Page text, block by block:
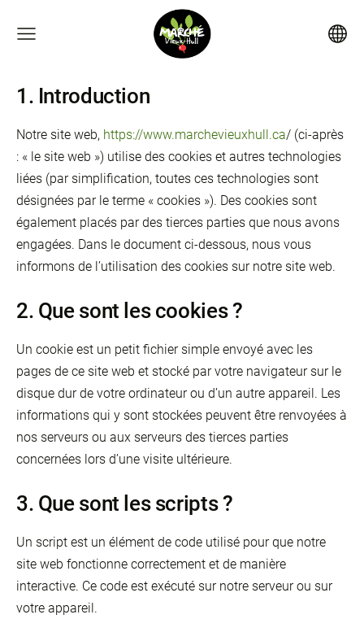
1. Introduction
Notre site web, https://www.marchevieuxhull.ca/ (ci-après
: « le site web ») utilise des cookies et autres technologies
liées (par simplification, toutes ces technologies sont
désignées par le terme « cookies »). Des cookies sont
également placés par des tierces parties que nous avons
engagées. Dans le document ci-dessous, nous vous
informons de l’utilisation des cookies sur notre site web.
2. Que sont les cookies ?
Un cookie est un petit fichier simple envoyé avec les
pages de ce site web et stocké par votre navigateur sur le
disque dur de votre ordinateur ou d’un autre appareil. Les
informations qui y sont stockées peuvent être renvoyées à
nos serveurs ou aux serveurs des tierces parties
concernées lors d’une visite ultérieure.
3. Que sont les scripts ?
Un script est un élément de code utilisé pour que notre
site web fonctionne correctement et de manière
interactive. Ce code est exécuté sur notre serveur ou sur
votre appareil.